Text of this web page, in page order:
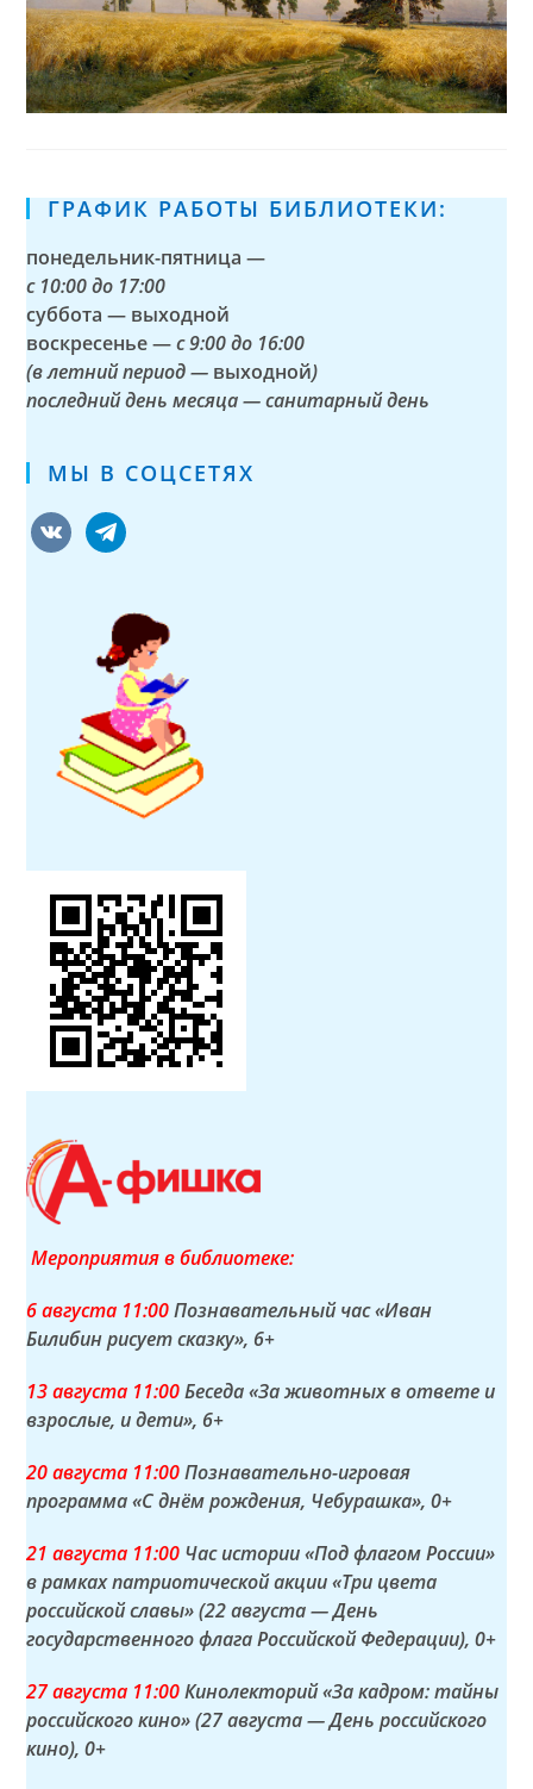
ГРАФИК РАБОТЫ БИБЛИОТЕКИ:
понедельник-пятница —
с 10:00 до 17:00
суббота — выходной
воскресенье —с 9:00 до 16:00
(в летний период — выходной)
последний день месяца — санитарный день
МЫ В СОЦСЕТЯХ
vkontaktetelegram
Мероприятия в библиотеке:
6 августа 11:00Познавательный час «Иван
Билибин рисует сказку», 6+
13 августа 11:00Беседа «За животных в ответе и
взрослые, и дети», 6+
20 августа 11:00Познавательно-игровая
программа «С днём рождения, Чебурашка», 0+
21 августа 11:00 Час истории «Под флагом России»
в рамках патриотической акции «Три цвета
российской славы» (22 августа — День
государственного флага Российской Федерации), 0+
27 августа 11:00Кинолекторий «За кадром: тайны
российского кино» (27 августа — День российского
кино), 0+